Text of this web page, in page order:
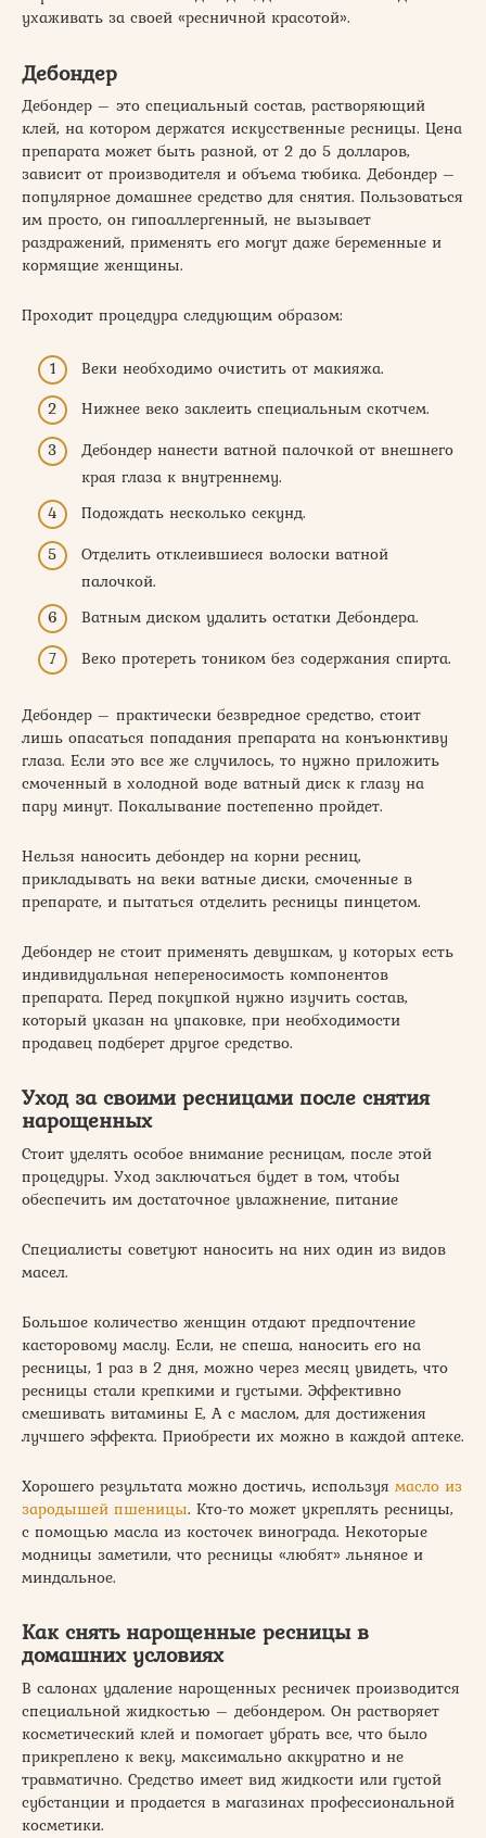
ухаживать за своей «ресничной красотой».
Дебондер
Дебондер – это специальный состав, растворяющий
клей, на котором держатся искусственные ресницы. Цена
препарата может быть разной, от 2 до 5 долларов,
зависит от производителя и объема тюбика. Дебондер –
популярное домашнее средство для снятия. Пользоваться
им просто, он гипоаллергенный, не вызывает
раздражений, применять его могут даже беременные и
кормящие женщины.
Проходит процедура следующим образом:
Веки необходимо очистить от макияжа.
Нижнее веко заклеить специальным скотчем.
Дебондер нанести ватной палочкой от внешнего
края глаза к внутреннему.
Подождать несколько секунд.
Отделить отклеившиеся волоски ватной
палочкой.
Ватным диском удалить остатки Дебондера.
Веко протереть тоником без содержания спирта.
Дебондер – практически безвредное средство, стоит
лишь опасаться попадания препарата на конъюнктиву
глаза. Если это все же случилось, то нужно приложить
смоченный в холодной воде ватный диск к глазу на
пару минут. Покалывание постепенно пройдет.
Нельзя наносить дебондер на корни ресниц,
прикладывать на веки ватные диски, смоченные в
препарате, и пытаться отделить ресницы пинцетом.
Дебондер не стоит применять девушкам, у которых есть
индивидуальная непереносимость компонентов
препарата. Перед покупкой нужно изучить состав,
который указан на упаковке, при необходимости
продавец подберет другое средство.
Уход за своими ресницами после снятия
нарощенных
Стоит уделять особое внимание ресницам, после этой
процедуры. Уход заключаться будет в том, чтобы
обеспечить им достаточное увлажнение, питание
Специалисты советуют наносить на них один из видов
масел.
Большое количество женщин отдают предпочтение
касторовому маслу. Если, не спеша, наносить его на
ресницы, 1 раз в 2 дня, можно через месяц увидеть, что
ресницы стали крепкими и густыми. Эффективно
смешивать витамины Е, А с маслом, для достижения
лучшего эффекта. Приобрести их можно в каждой аптеке.
Хорошего результата можно достичь, используя масло из
зародышей пшеницы. Кто-то может укреплять ресницы,
с помощью масла из косточек винограда. Некоторые
модницы заметили, что ресницы «любят» льняное и
миндальное.
Как снять нарощенные ресницы в
домашних условиях
В салонах удаление нарощенных ресничек производится
специальной жидкостью – дебондером. Он растворяет
косметический клей и помогает убрать все, что было
прикреплено к веку, максимально аккуратно и не
травматично. Средство имеет вид жидкости или густой
субстанции и продается в магазинах профессиональной
косметики.